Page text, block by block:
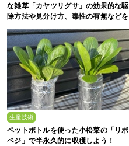
な雑草「カヤツリグサ」の効果的な駆
除方法や見分け方、毒性の有無などを
生産技術
ペットボトルを使った小松菜の「リボ
ベジ」で半永久的に収穫しよう！